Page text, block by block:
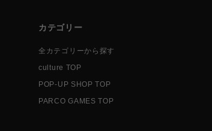
カテゴリー
全カテゴリーから探す
culture TOP
POP-UP SHOP TOP
PARCO GAMES TOP